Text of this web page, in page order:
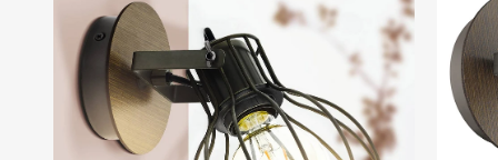
end
the
images